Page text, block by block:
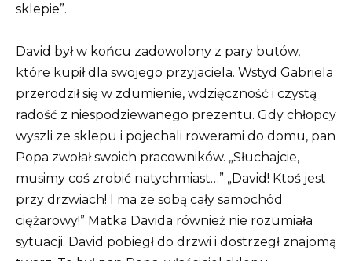
sklepie”.
David był w końcu zadowolony z pary butów,
które kupił dla swojego przyjaciela. Wstyd Gabriela
przerodził się w zdumienie, wdzięczność i czystą
radość z niespodziewanego prezentu. Gdy chłopcy
wyszli ze sklepu i pojechali rowerami do domu, pan
Popa zwołał swoich pracowników. „Słuchajcie,
musimy coś zrobić natychmiast…” „David! Ktoś jest
przy drzwiach! I ma ze sobą cały samochód
ciężarowy!” Matka Davida również nie rozumiała
sytuacji. David pobiegł do drzwi i dostrzegł znajomą